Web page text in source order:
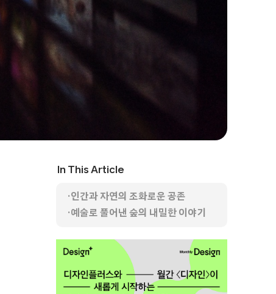
In This Article
인간과 자연의 조화로운 공존
예술로 풀어낸 숲의 내밀한 이야기